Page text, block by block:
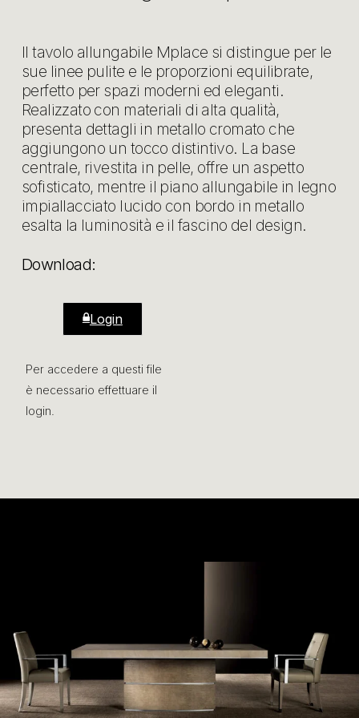
Download:
Login
Per accedere a questi file
è necessario effettuare il
login.
Il tavolo allungabile Mplace si distingue per le
sue linee pulite e le proporzioni equilibrate,
perfetto per spazi moderni ed eleganti.
Realizzato con materiali di alta qualità,
presenta dettagli in metallo cromato che
aggiungono un tocco distintivo. La base
centrale, rivestita in pelle, offre un aspetto
sofisticato, mentre il piano allungabile in legno
impiallacciato lucido con bordo in metallo
esalta la luminosità e il fascino del design.